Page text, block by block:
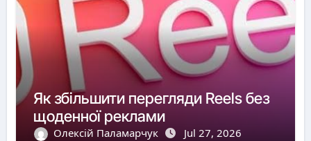
Як збільшити перегляди Reels без
щоденної реклами
Олексій Паламарчук Jul 27, 2026